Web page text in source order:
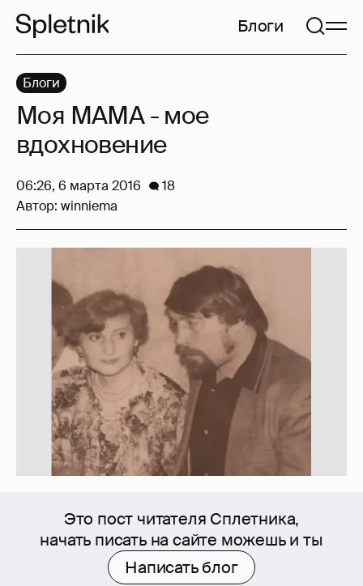
Блоги
Это пост читателя Сплетника,
начать писать на сайте можешь и ты
Написать блог
Блоги
Моя МАМА - мое
вдохновение
06:26, 6 марта 2016
18
Автор: winniema